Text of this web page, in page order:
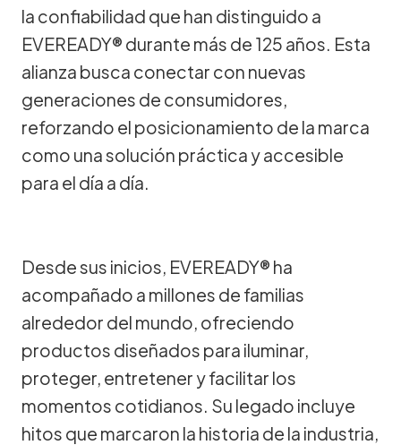
la confiabilidad que han distinguido a
EVEREADY® durante más de 125 años. Esta
alianza busca conectar con nuevas
generaciones de consumidores,
reforzando el posicionamiento de la marca
como una solución práctica y accesible
para el día a día.
Desde sus inicios, EVEREADY® ha
acompañado a millones de familias
alrededor del mundo, ofreciendo
productos diseñados para iluminar,
proteger, entretener y facilitar los
momentos cotidianos. Su legado incluye
hitos que marcaron la historia de la industria,